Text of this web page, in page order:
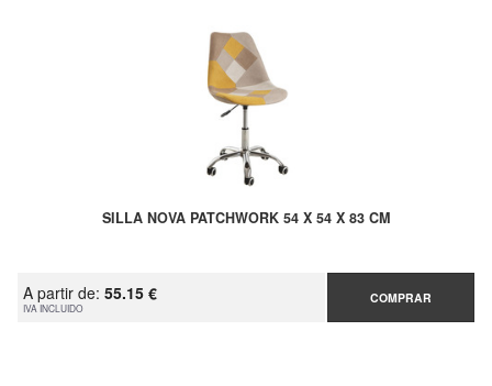
SILLA NOVA PATCHWORK 54 X 54 X 83 CM
A partir de: 55.15 €
IVA INCLUIDO
COMPRAR